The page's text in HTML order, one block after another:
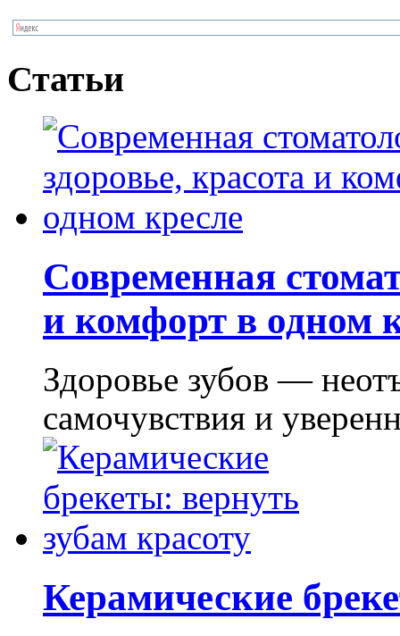
Статьи
Современная
и комфорт в одном
Здоровье зубов —
самочувствия и
Керамические